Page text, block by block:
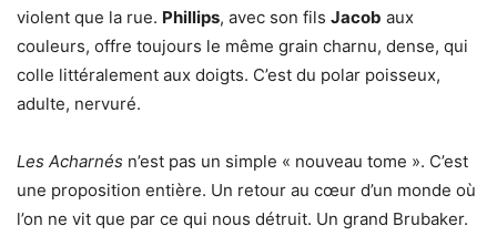
violent que la rue. Phillips, avec son fils Jacob aux
couleurs, offre toujours le même grain charnu, dense, qui
colle littéralement aux doigts. C’est du polar poisseux,
adulte, nervuré.
Les Acharnés n’est pas un simple « nouveau tome ». C’est
une proposition entière. Un retour au cœur d’un monde où
l’on ne vit que par ce qui nous détruit. Un grand Brubaker.